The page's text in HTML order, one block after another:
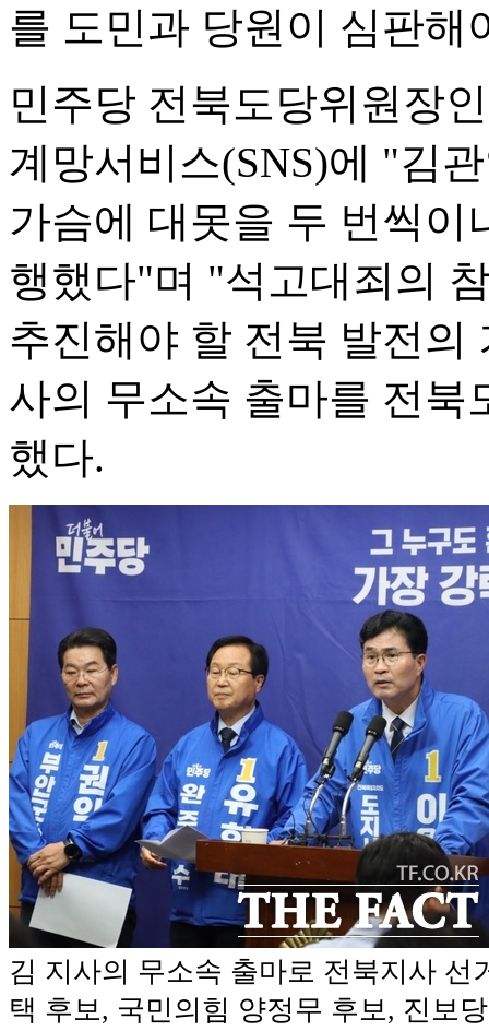
를 도민과 당원이 심판해
민주당 전북도당위원장
계망서비스(SNS)에 "김
가슴에 대못을 두 번씩이
행했다"며 "석고대죄의
추진해야 할 전북 발전의
사의 무소속 출마를 전북
했다.
김 지사의 무소속 출마로 전북지사 선
택 후보, 국민의힘 양정무 후보, 진보